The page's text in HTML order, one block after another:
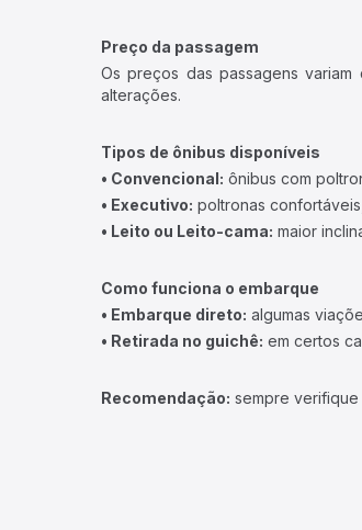
Preço da passagem
Os preços das passagens
alterações.
Tipos de ônibus disponíveis
• Convencional: ônibus com
• Executivo: poltronas
• Leito ou Leito-cama: maior
Como funciona o embarque
• Embarque direto: algumas
• Retirada no guichê: em certos
Recomendação: sempre